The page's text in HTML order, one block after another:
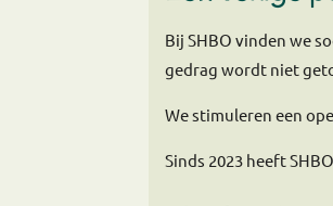
Bij SHBO vinden we
gedrag wordt niet
We stimuleren een
Sinds 2023 heeft